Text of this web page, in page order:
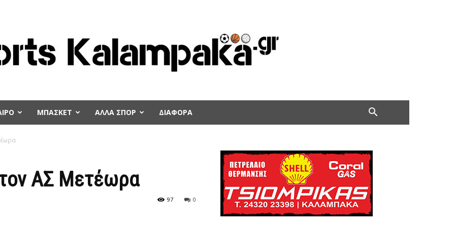
ΜΠΑΣΚΕΤ ΑΛΛΑ ΣΠΟΡ ΔΙΑΦΟΡΑ
ΑΣ Μετέωρα
0
97